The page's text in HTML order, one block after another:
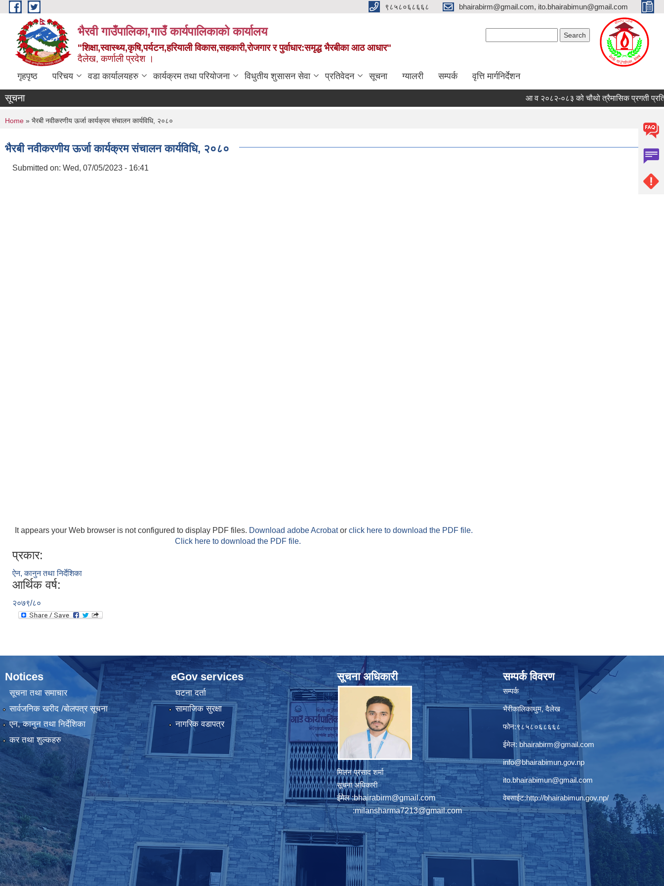
Skip to main content ९८५८०६८६६८ bhairabirm@gmail.com, ito.bhairabimun@gmail.com
भैरवी गाउँपालिका,गाउँ कार्यपालिकाको कार्यालय
"शिक्षा,स्वास्थ्य,कृषि,पर्यटन,हरियाली विकास,सहकारी,रोजगार र पुर्वाधार:समृद्ध भैरबीका आठ आधार"
दैलेख, कर्णाली प्रदेश ।
गृहपृष्ठ परिचय वडा कार्यालयहरु कार्यक्रम तथा परियोजना विधुतीय शुसासन सेवा प्रतिवेदन सूचना ग्यालरी सम्पर्क वृत्ति मार्गनिर्देशन
सूचना आ व २०८२-०८३ को चौथो त्रैमासिक प्रगती प्रतिवेदन
You are here
Home » भैरबी नवीकरणीय ऊर्जा कार्यक्रम संचालन कार्यविधि, २०८०
भैरबी नवीकरणीय ऊर्जा कार्यक्रम संचालन कार्यविधि, २०८०
Submitted on: Wed, 07/05/2023 - 16:41
It appears your Web browser is not configured to display PDF files. Download adobe Acrobator click here to download the PDF file.
Click here to download the PDF file.
प्रकार:
ऐन, कानुन तथा निर्देशिका
आर्थिक वर्ष:
२०७९/८०
Notices
सूचना तथा समाचार
सार्वजनिक खरीद /बोलपत्र सूचना
एन, कानुन तथा निर्देशिका
कर तथा शुल्कहरु
eGov services
घटना दर्ता
सामाजिक सुरक्षा
नागरिक वडापत्र
सूचना अधिकारी
मिलन प्रसाद शर्मा
सूचना अधिकारी
ईमेल :bhairabirm@gmail.com
:milansharma7213@gmail.com
सम्पर्क विवरण
सम्पर्क
भैरीकालिकाथुम, दैलेख
फोन:९८५८०६८६६८
ईमेल: bhairabirm@gmail.com
info@bhairabimun.gov.np
ito.bhairabimun@gmail.com
वेबसाईट:http://bhairabimun.gov.np/